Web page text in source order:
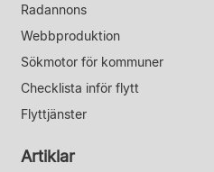
Radannons
Webbproduktion
Sökmotor för kommuner
Checklista inför flytt
Flyttjänster
Artiklar